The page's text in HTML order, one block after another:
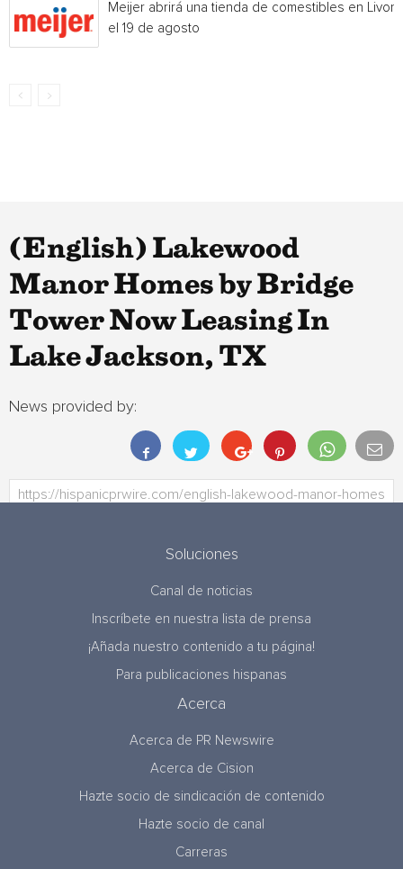
Meijer abrirá una tienda de comestibles en
el 19 de agosto
(English) Lakewood
Manor Homes by Bridge
Tower Now Leasing In
Lake Jackson, TX
News provided by:
Soluciones
Canal de noticias
Inscríbete en nuestra lista de prensa
¡Añada nuestro contenido a tu página!
Para publicaciones hispanas
Acerca
Acerca de PR Newswire
Acerca de Cision
Hazte socio de sindicación de contenido
Hazte socio de canal
Carreras